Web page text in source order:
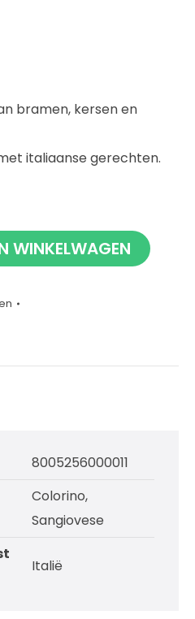
bramen, kersen en
italiaanse gerechten.
WINKELWAGEN
8005256000011
Colorino,
Sangiovese
Italië